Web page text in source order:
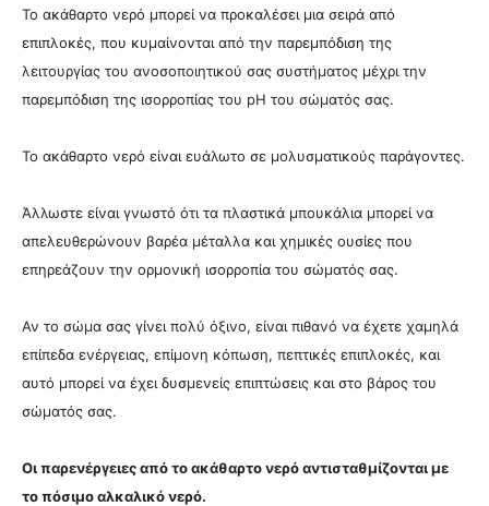
Το ακάθαρτο νερό μπορεί να προκαλέσει μια σειρά από
επιπλοκές, που κυμαίνονται από την παρεμπόδιση της
λειτουργίας του ανοσοποιητικού σας συστήματος μέχρι την
παρεμπόδιση της ισορροπίας του pH του σώματός σας.
Το ακάθαρτο νερό είναι ευάλωτο σε μολυσματικούς παράγοντες.
Άλλωστε είναι γνωστό ότι τα πλαστικά μπουκάλια μπορεί να
απελευθερώνουν βαρέα μέταλλα και χημικές ουσίες που
επηρεάζουν την ορμονική ισορροπία του σώματός σας.
Αν το σώμα σας γίνει πολύ όξινο, είναι πιθανό να έχετε χαμηλά
επίπεδα ενέργειας, επίμονη κόπωση, πεπτικές επιπλοκές, και
αυτό μπορεί να έχει δυσμενείς επιπτώσεις και στο βάρος του
σώματός σας.
Οι παρενέργειες από το ακάθαρτο νερό αντισταθμίζονται με
το πόσιμο αλκαλικό νερό.